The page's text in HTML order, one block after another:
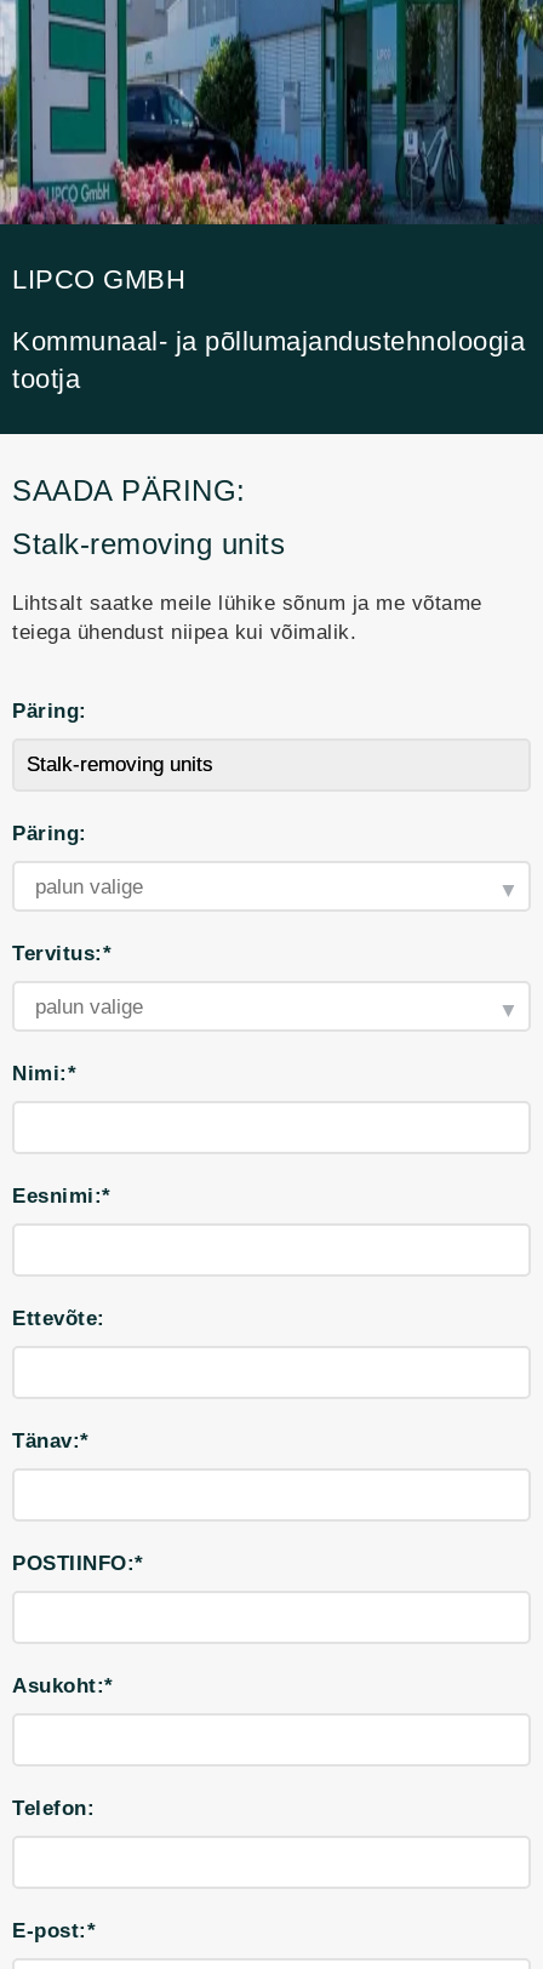
LIPCO GMBH
Kommunaal- ja põllumajandustehnoloogia
tootja
SAADA PÄRING:
Stalk-removing units
Lihtsalt saatke meile lühike sõnum ja me võtame
teiega ühendust niipea kui võimalik.
Päring:
Päring:
Tervitus:*
Nimi:*
Eesnimi:*
Ettevõte:
Tänav:*
POSTIINFO:*
Asukoht:*
Telefon:
E-post:*